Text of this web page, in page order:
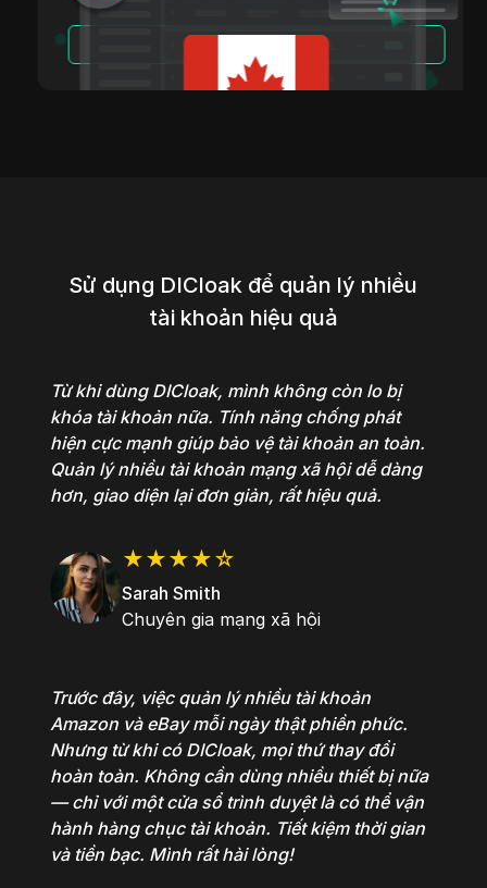
Sử dụng DICloak để quản lý nhiều
tài khoản hiệu quả
Từ khi dùng DICloak, mình không còn lo bị
khóa tài khoản nữa. Tính năng chống phát
hiện cực mạnh giúp bảo vệ tài khoản an toàn.
Quản lý nhiều tài khoản mạng xã hội dễ dàng
hơn, giao diện lại đơn giản, rất hiệu quả.
★★★★☆
Sarah Smith
Chuyên gia mạng xã hội
Trước đây, việc quản lý nhiều tài khoản
Amazon và eBay mỗi ngày thật phiền phức.
Nhưng từ khi có DICloak, mọi thứ thay đổi
hoàn toàn. Không cần dùng nhiều thiết bị nữa
— chỉ với một cửa sổ trình duyệt là có thể vận
hành hàng chục tài khoản. Tiết kiệm thời gian
và tiền bạc. Mình rất hài lòng!